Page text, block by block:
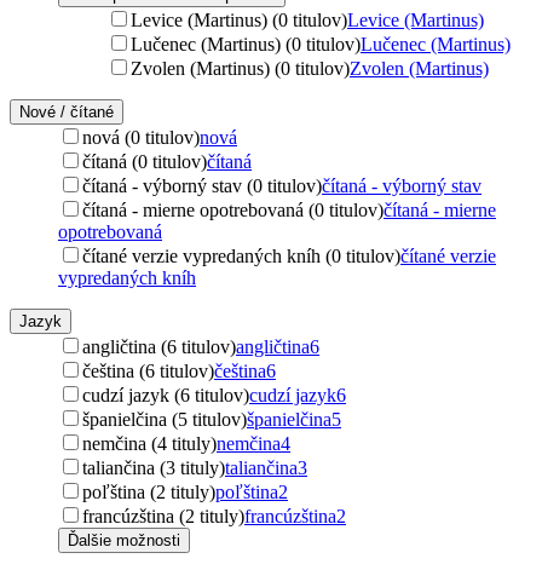
Levice (Martinus) (0 titulov)Levice (Martinus)
Lučenec (Martinus) (0 titulov)Lučenec (Martinus)
Zvolen (Martinus) (0 titulov)Zvolen (Martinus)
Nové / čítané
nová (0 titulov)nová
čítaná (0 titulov)čítaná
čítaná - výborný stav (0 titulov)čítaná - výborný stav
čítaná - mierne opotrebovaná (0 titulov)čítaná - mierne
opotrebovaná
čítané verzie vypredaných kníh (0 titulov)čítané verzie
vypredaných kníh
Jazyk
angličtina (6 titulov)angličtina6
čeština (6 titulov)čeština6
cudzí jazyk (6 titulov)cudzí jazyk6
španielčina (5 titulov)španielčina5
nemčina (4 tituly)nemčina4
taliančina (3 tituly)taliančina3
poľština (2 tituly)poľština2
francúzština (2 tituly)francúzština2
Ďalšie možnosti